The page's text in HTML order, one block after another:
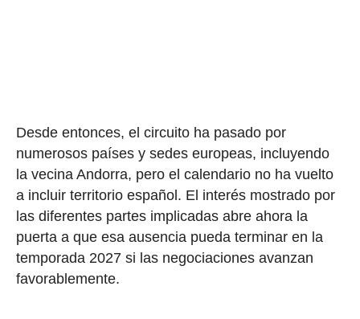
Desde entonces, el circuito ha pasado por
numerosos países y sedes europeas, incluyendo
la vecina Andorra, pero el calendario no ha vuelto
a incluir territorio español. El interés mostrado por
las diferentes partes implicadas abre ahora la
puerta a que esa ausencia pueda terminar en la
temporada 2027 si las negociaciones avanzan
favorablemente.